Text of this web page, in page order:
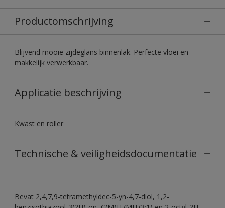
Productomschrijving
Blijvend mooie zijdeglans binnenlak. Perfecte vloei en
makkelijk verwerkbaar.
Applicatie beschrijving
Kwast en roller
Technische & veiligheidsdocumentatie
Bevat 2,4,7,9-tetramethyldec-5-yn-4,7-diol, 1,2-